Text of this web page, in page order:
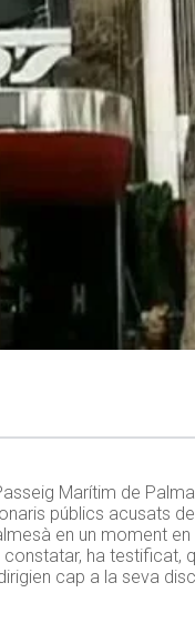
Marítim de
públics acusats
en un moment
ha
cap a la seva